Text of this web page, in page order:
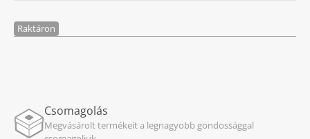
Raktáron
Csomagolás
Megvásárolt termékeit a legnagyobb gondossággal